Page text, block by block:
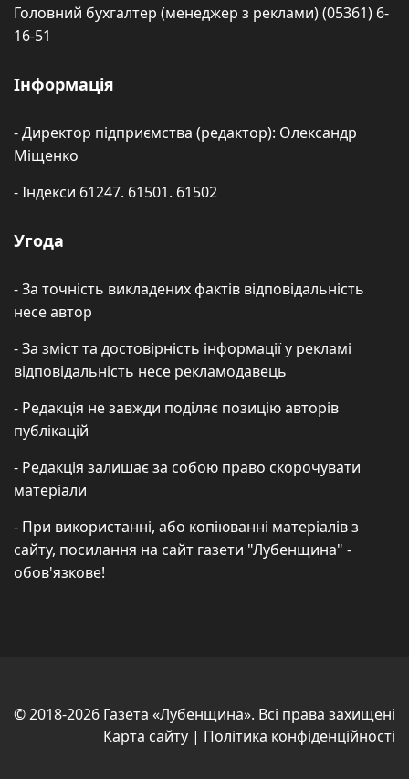
Головний бухгалтер (менеджер з реклами) (05361) 6-
16-51
Інформація
- Директор підприємства (редактор): Олександр
Міщенко
- Індекси 61247. 61501. 61502
Угода
- За точність викладених фактів відповідальність
несе автор
- За зміст та достовірність інформації у рекламі
відповідальність несе рекламодавець
- Редакція не завжди поділяє позицію авторів
публікацій
- Редакція залишає за собою право скорочувати
матеріали
- При використанні, або копіюванні матеріалів з
сайту, посилання на сайт газети "Лубенщина" -
обов'язкове!
© 2018-2026 Газета «Лубенщина». Всі права захищені
Карта сайту | Політика конфіденційності